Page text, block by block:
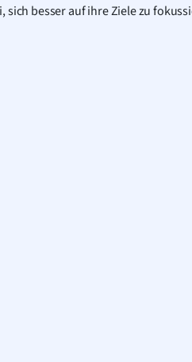
besser auf ihre Ziele zu